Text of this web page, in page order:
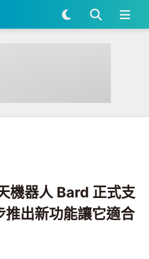
Bard 正式支援繁體中文！同步推出
機器人 Bard 正式支
推出新功能讓它適合